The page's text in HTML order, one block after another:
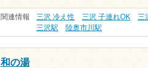
関連情報 三沢 冷え性 三沢 子連れOK 三
三沢駅
陸奥市川駅
和の湯